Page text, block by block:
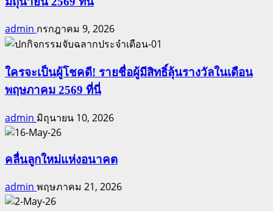
ทำ
แบบ
นี้
ราย
ได้
เยอะ
มาก
admin กรกฎาคม 9, 2026
ใครจะเป็นผู้โชคดี! รายชื่อผู้มีสิทธิ์ลุ้นรางวัลในเดือน
พฤษภาคม 2569 ที่นี่
admin มิถุนายน 10, 2026
คลื่นลูกใหม่แห่งอนาคต
admin พฤษภาคม 21, 2026